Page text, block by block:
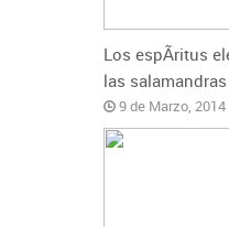
Los espÃ­ritus
las salamandras
9 de Marzo, 2014